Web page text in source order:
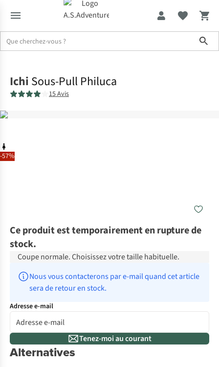
-57%
Ichi Sous-Pull Philuca
15 Avis
Ce produit est temporairement en rupture de
stock.
Coupe normale. Choisissez votre taille habituelle.
Nous vous contacterons par e-mail quand cet article
sera de retour en stock.
Adresse e-mail
Tenez-moi au courant
Alternatives